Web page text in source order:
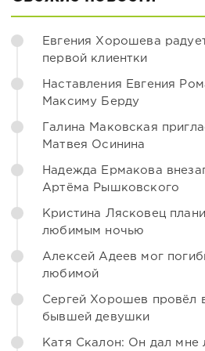
Евгения Хорошева
первой клиентки
Наставления Евгения
Максиму Берду
Галина Маковская
Матвея Осинина
Надежда Ермакова
Артёма Рышковского
Кристина Лясковец
любимым ночью
Алексей Адеев мог
любимой
Сергей Хорошев провёл
бывшей девушки
Катя Скалон: Он дал мне